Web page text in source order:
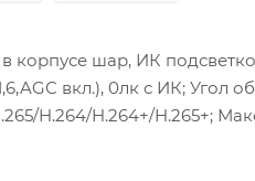
корпусе шар, ИК
вкл.), 0лк с ИК; Угол